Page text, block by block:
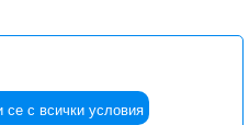
се с всички условия